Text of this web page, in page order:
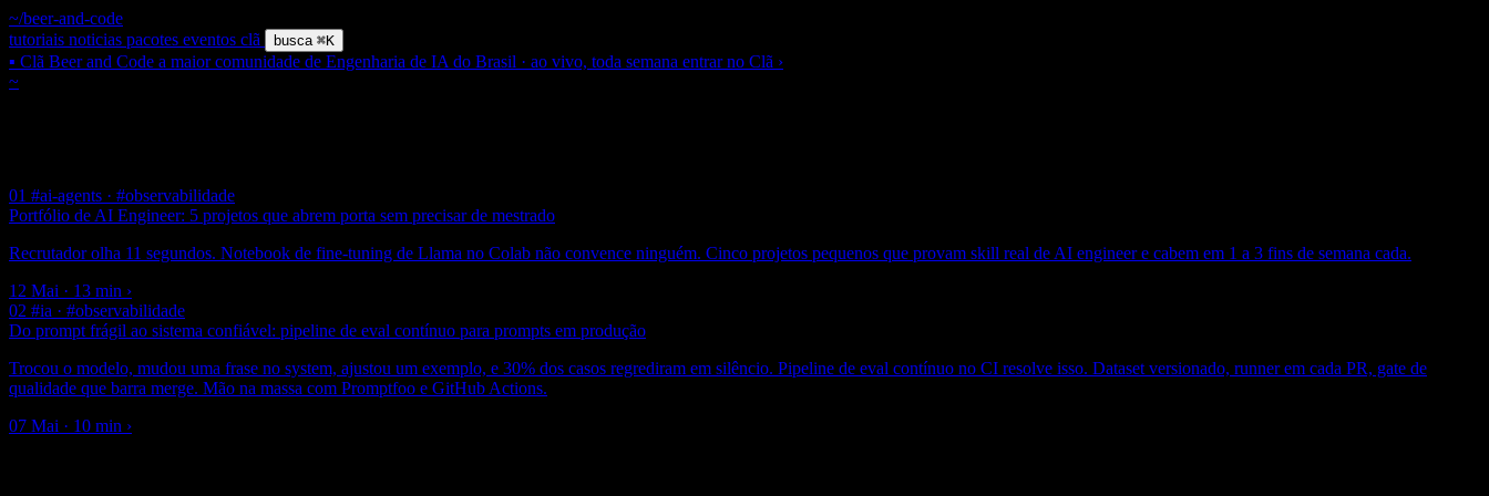
~/beer-and-code
tutoriais noticias pacotes eventos clã busca ⌘K
▪ Clã Beer and Code a maior comunidade de Engenharia de IA do Brasil · ao vivo, toda semana entrar no Clã ›
~
01 #ai-agents · #observabilidade
Portfólio de AI Engineer: 5 projetos que abrem porta sem precisar de mestrado
Recrutador olha 11 segundos. Notebook de fine-tuning de Llama no Colab não convence ninguém. Cinco projetos pequenos que provam skill real de AI engineer e cabem em 1 a 3 fins de semana cada.
12 Mai · 13 min ›
02 #ia · #observabilidade
Do prompt frágil ao sistema confiável: pipeline de eval contínuo para prompts em produção
Trocou o modelo, mudou uma frase no system, ajustou um exemplo, e 30% dos casos regrediram em silêncio. Pipeline de eval contínuo no CI resolve isso. Dataset versionado, runner em cada PR, gate de
qualidade que barra merge. Mão na massa com Promptfoo e GitHub Actions.
07 Mai · 10 min ›